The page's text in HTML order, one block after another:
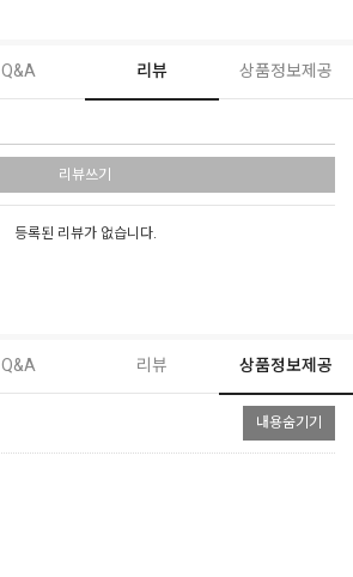
Q&A 리뷰 상품정보제공
리뷰쓰기
등록된 리뷰가 없습니다.
Q&A 리뷰 상품정보제공
내용숨기기